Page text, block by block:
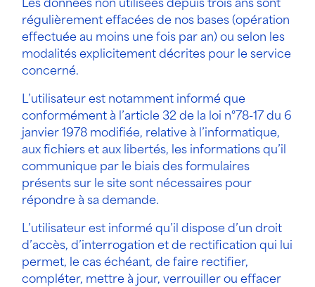
Les données non utilisées depuis trois ans sont
régulièrement effacées de nos bases (opération
effectuée au moins une fois par an) ou selon les
modalités explicitement décrites pour le service
concerné.
L’utilisateur est notamment informé que
conformément à l’article 32 de la loi n°78-17 du 6
janvier 1978 modifiée, relative à l’informatique,
aux fichiers et aux libertés, les informations qu’il
communique par le biais des formulaires
présents sur le site sont nécessaires pour
répondre à sa demande.
L’utilisateur est informé qu’il dispose d’un droit
d’accès, d’interrogation et de rectification qui lui
permet, le cas échéant, de faire rectifier,
compléter, mettre à jour, verrouiller ou effacer